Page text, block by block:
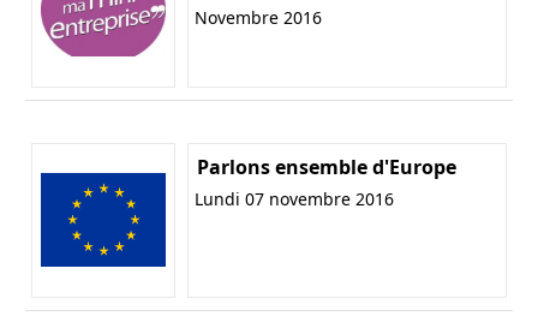
Novembre 2016
Parlons ensemble d'Europe
Lundi 07 novembre 2016